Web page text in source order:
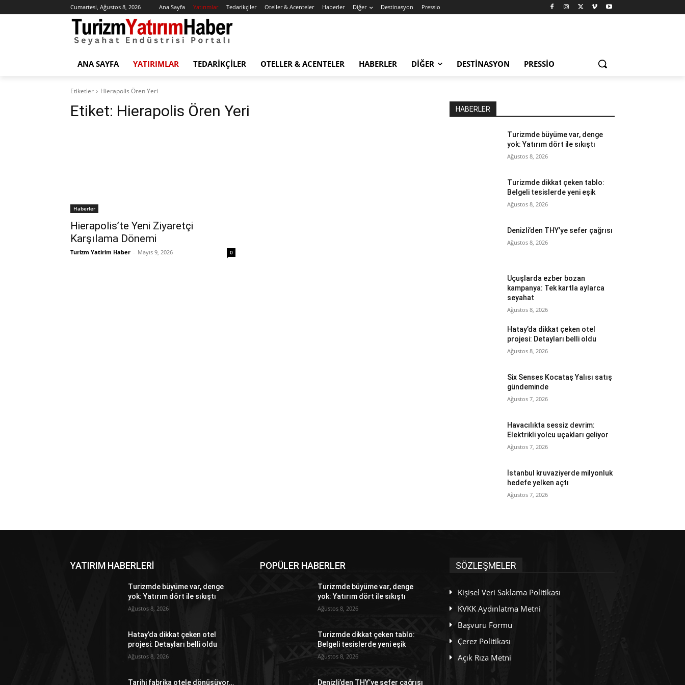
Cumartesi, Ağustos 8, 2026 Ana Sayfa Yatırımlar Tedarikçiler Oteller & Acenteler Haberler Diğer Destinasyon Pressio
ANA SAYFA YATIRIMLAR TEDARIKÇILER OTELLER & ACENTELER HABERLER DIĞER DESTINASYON PRESSIO
Etiketler Hierapolis Ören Yeri
Etiket: Hierapolis Ören Yeri
Haberler
Hierapolis’te Yeni Ziyaretçi
Karşılama Dönemi
Turizm Yatirim Haber - Mayıs 9, 2026 0
HABERLER
Turizmde büyüme var, denge
yok: Yatırım dört ile sıkıştı
Ağustos 8, 2026
Turizmde dikkat çeken tablo:
Belgeli tesislerde yeni eşik
Ağustos 8, 2026
Denizli’den THY’ye sefer çağrısı
Ağustos 8, 2026
Uçuşlarda ezber bozan
kampanya: Tek kartla aylarca
seyahat
Ağustos 8, 2026
Hatay’da dikkat çeken otel
projesi: Detayları belli oldu
Ağustos 8, 2026
Six Senses Kocataş Yalısı satış
gündeminde
Ağustos 7, 2026
Havacılıkta sessiz devrim:
Elektrikli yolcu uçakları geliyor
Ağustos 7, 2026
İstanbul kruvaziyerde milyonluk
hedefe yelken açtı
Ağustos 7, 2026
YATIRIM HABERLERİ
Turizmde büyüme var, denge
yok: Yatırım dört ile sıkıştı
Ağustos 8, 2026
Hatay’da dikkat çeken otel
projesi: Detayları belli oldu
Ağustos 8, 2026
Tarihi fabrika otele dönüşüyor…
POPÜLER HABERLER
Turizmde büyüme var, denge
yok: Yatırım dört ile sıkıştı
Ağustos 8, 2026
Turizmde dikkat çeken tablo:
Belgeli tesislerde yeni eşik
Ağustos 8, 2026
Denizli’den THY’ye sefer çağrısı
SÖZLEŞMELER
Kişisel Veri Saklama Politikası
KVKK Aydınlatma Metni
Başvuru Formu
Çerez Politikası
Açık Rıza Metni